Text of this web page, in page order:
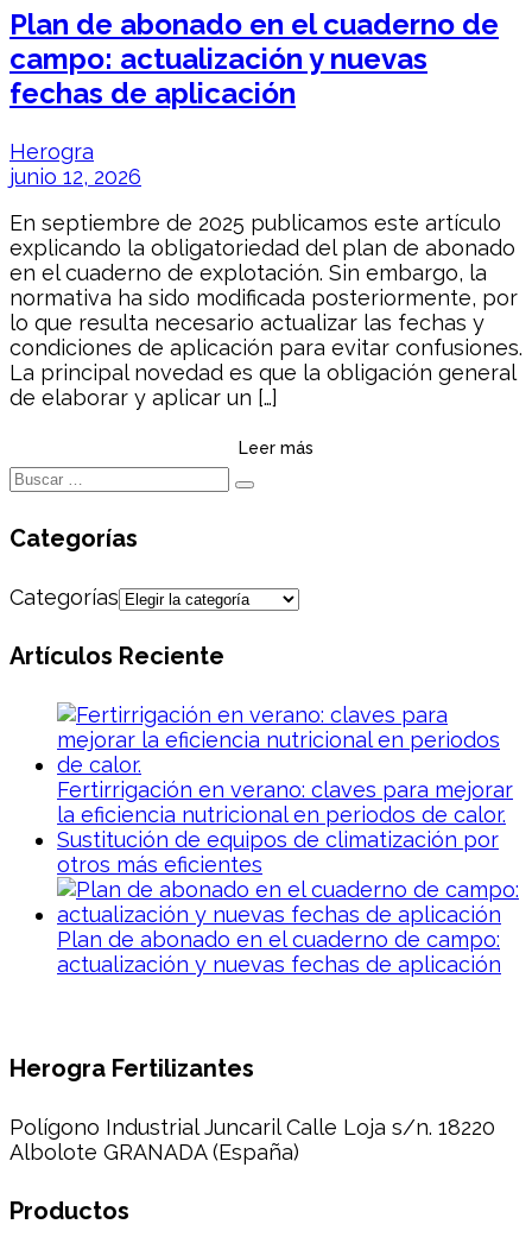
Plan de abonado en el cuaderno de
campo: actualización y nuevas
fechas de aplicación
Herogra
junio 12, 2026
En septiembre de 2025 publicamos este artículo
explicando la obligatoriedad del plan de abonado
en el cuaderno de explotación. Sin embargo, la
normativa ha sido modificada posteriormente, por
lo que resulta necesario actualizar las fechas y
condiciones de aplicación para evitar confusiones.
La principal novedad es que la obligación general
de elaborar y aplicar un […]
Leer más
Categorías
Categorías
Artículos Reciente
Fertirrigación en verano: claves para mejorar
la eficiencia nutricional en periodos de calor.
Sustitución de equipos de climatización por
otros más eficientes
Plan de abonado en el cuaderno de campo:
actualización y nuevas fechas de aplicación
Herogra Fertilizantes
Polígono Industrial Juncaril Calle Loja s/n. 18220
Albolote GRANADA (España)
Productos